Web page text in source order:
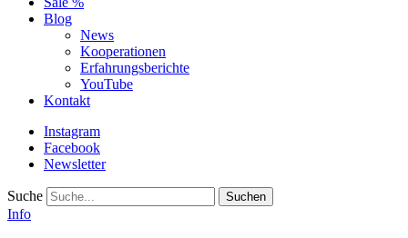
Blog
News
Kooperationen
Erfahrungsberichte
YouTube
Kontakt
Instagram
Facebook
Newsletter
Suche
Info